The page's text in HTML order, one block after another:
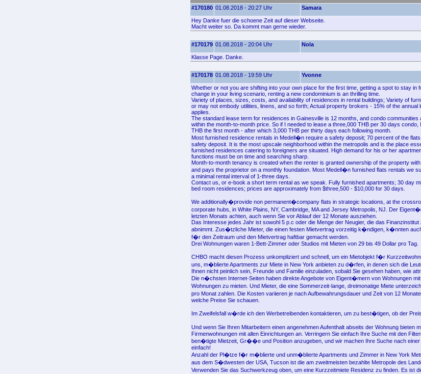
#170180 01.08.2018 - 20:27 Uhr Samara
Hey Danke fuer die schoene Zeit auf dieser Webseite.
Macht weiter so. Da kommt man gerne wieder.
#170179 01.08.2018 - 20:04 Uhr Nola
Klasse Page. Danke.
#170178 01.08.2018 - 19:59 Uhr Yvonne
Whether or not you are shifting into your own place for the first time, getting a spot to stay in
change in your living scenario, renting a new condominium is an thrilling time.
Variety of places, sizes, costs, and availability of residences in rental buildings; Variety of
or may not embody utilities, linens, and so forth; Actual property brokers - 15% of the
applies.
The standard lease term for residences in Gainesville is 12 months, and condo
within the month-to-month price. So if I needed to lease a three,000 THB per 30 days condo,
THB the first month - after which 3,000 THB per thirty days each following month.
Most furnished residence rentals in Medell�n require a safety deposit; 70 percent of the
safety deposit. It is the most upscale neighborhood within the metropolis and is the place
furnished residences catering to foreigners are situated. High demand for his or her
functions must be on time and searching sharp.
Month-to-month tenancy is created when the renter is granted ownership of the property
and pays the proprietor on a monthly foundation. Most Medell�n furnished flats rentals we
a minimal rental interval of 1-three days.
Contact us, or e-book a short term rental as we speak. Fully furnished apartments; 30 day
bed room residences; prices are approximately from $three,500 - $10,000 for 30 days.
We additionally�provide non permanent�company flats in strategic locations, at the
corporate hubs, in White Plains, NY, Cambridge, MA and Jersey Metropolis, NJ. Der
letzten Monats achten, auch wenn Sie vor Ablauf der 12 Monate ausziehen.
Das Interesse jedes Jahr ist sowohl 5 p.c oder die Menge der Neugier, die das Finanzinstitut
abnimmt. Zus�tzliche Mieter, die einen festen Mietvertrag vorzeitig k�ndigen, k�nnten
f�r den Zeitraum und den Mietvertrag haftbar gemacht werden.
Drei Wohnungen waren 1-Bett-Zimmer oder Studios mit Mieten von 29 bis 49 Dollar pro Tag.
CHBO macht diesen Prozess unkompliziert und schnell, um ein Mietobjekt f�r
uns, m�blierte Apartments zur Miete in New York anbieten zu d�rfen, in denen sich die
Ihnen nicht peinlich sein, Freunde und Familie einzuladen, sobald Sie gesehen haben, wie
Die n�chsten Internet-Seiten haben direkte Angebote von Eigent�mern von Wohnungen
Wohnungen zu mieten. Und Mieter, die eine Sommerzeit-lange, dreimonatige Miete
pro Monat zahlen. Die Kosten variieren je nach Aufbewahrungsdauer und Zeit von 12
welche Preise Sie schauen.
Im Zweifelsfall w�rde ich den Werbetreibenden kontaktieren, um zu best�tigen, ob der
Und wenn Sie Ihren Mitarbeitern einen angenehmen Aufenthalt abseits der Wohnung bieten
Firmenwohnungen mit allen Einrichtungen an. Verringern Sie einfach Ihre Suche mit den
ben�tigte Mietzeit, Gr��e und Position anzugeben, und wir machen Ihre Suche nach einer
einfach!
Anzahl der Pl�tze f�r m�blierte und unm�blierte Apartments und Zimmer in New York
aus dem S�dwesten der USA, Tucson ist die am zweitmeisten bezahlte Metropole des
Verwenden Sie das Suchwerkzeug oben, um eine Kurzzeitmiete Residenz zu finden. Es